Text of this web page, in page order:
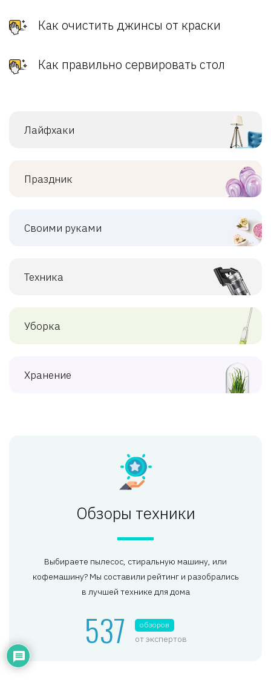
Как очистить джинсы от краски
Как правильно сервировать стол
Лайфхаки
Праздник
Своими руками
Техника
Уборка
Хранение
Обзоры техники
Выбираете пылесос, стиральную машину, или
кофемашину? Мы составили рейтинг и разобрались
в лучшей технике для дома
537 обзоров
от экспертов